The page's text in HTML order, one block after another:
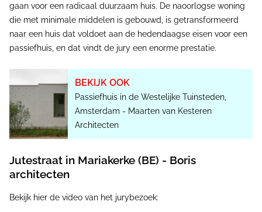
gaan voor een radicaal duurzaam huis. De naoorlogse woning
die met minimale middelen is gebouwd, is getransformeerd
naar een huis dat voldoet aan de hedendaagse eisen voor een
passiefhuis, en dat vindt de jury een enorme prestatie.
BEKIJK OOK
Passiefhuis in de Westelijke Tuinsteden,
Amsterdam - Maarten van Kesteren
Architecten
Jutestraat in Mariakerke (BE) - Boris
architecten
Bekijk hier de video van het jurybezoek: